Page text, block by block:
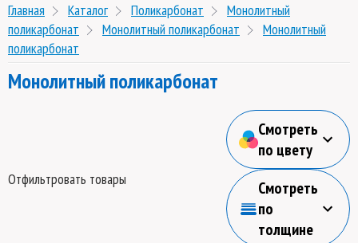
Главная Каталог Поликарбонат
Монолитный
поликарбонат
Монолитный поликарбонат
Монолитный
поликарбонат
Монолитный поликарбонат
Отфильтровать товары
Смотреть
по цвету
Смотреть
по
толщине